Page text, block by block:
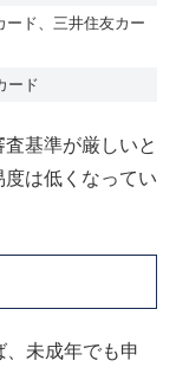
ード、三井住友カー
ード
基準が厳しいと
は低くなってい
未成年でも申